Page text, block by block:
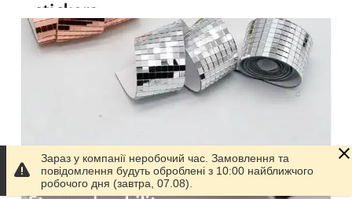
Зараз у компанії неробочий час. Замовлення та
повідомлення будуть оброблені з 10:00 найближчого
робочого дня (завтра, 07.08).